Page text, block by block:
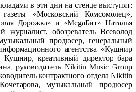
в эти дни на стенде выступят:
«Московский Комсомолец»,
Дорожка» и «MegaБит» Наталья
журналист, обозреватель Всеволод
продюсер, генеральный
агентства «Кушнир
Кушнир, креативный директор бара
руководительNikitin Music Group
контрактного отдела Nikitin
музыкальный продюсер